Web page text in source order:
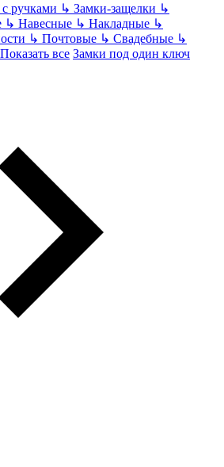
ручками ↳ Замки-защелки ↳
↳ Навесные ↳ Накладные ↳
↳ Почтовые ↳ Свадебные ↳
Показать все Замки под один ключ